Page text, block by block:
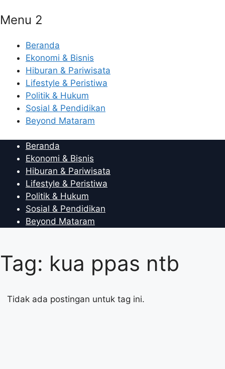
Menu 2
Beranda
Ekonomi & Bisnis
Hiburan & Pariwisata
Lifestyle & Peristiwa
Politik & Hukum
Sosial & Pendidikan
Beyond Mataram
Beranda
Ekonomi & Bisnis
Hiburan & Pariwisata
Lifestyle & Peristiwa
Politik & Hukum
Sosial & Pendidikan
Beyond Mataram
Tag: kua ppas ntb
Tidak ada postingan untuk tag ini.